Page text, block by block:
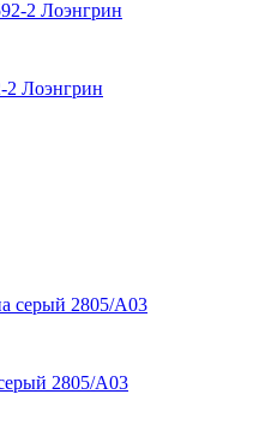
2 Лоэнгрин
2805/A03